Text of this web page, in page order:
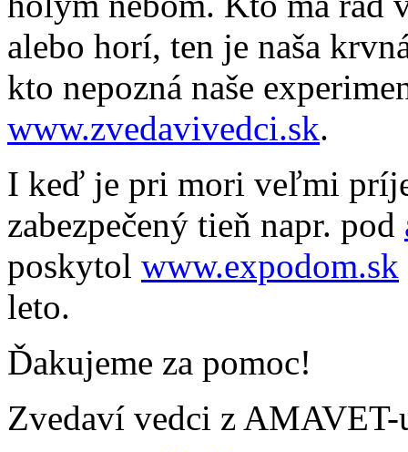
alebo horí, ten je naša
kto nepozná naše
www.zvedavivedci.sk.
I keď je pri mori veľmi
zabezpečený tieň napr. pod
poskytol www.expodom.sk
leto.
Ďakujeme za pomoc!
Zvedaví vedci z AMAVET-